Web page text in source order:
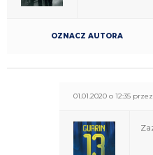
OZNACZ AUTORA
01.01.2020 o 12:35 przez